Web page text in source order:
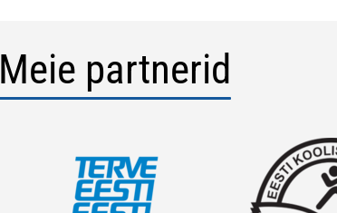
Meie partnerid